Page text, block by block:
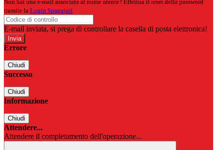
Non hai una e-mail associata al nome utente? Effettua il reset della password
tramite la Login Spaggiari
E-mail inviata, si prega di controllare la casella di posta elettronica!
Errore
Chiudi
Successo
Chiudi
Informazione
Chiudi
Attendere...
Attendere il completamento dell'operazione...